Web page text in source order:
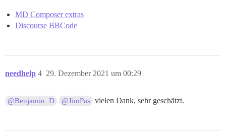
MD Composer extras
Discourse BBCode
needhelp 29. Dezember 2021 um 00:29
4
@Benjamin_D @JimPas vielen Dank, sehr geschätzt.